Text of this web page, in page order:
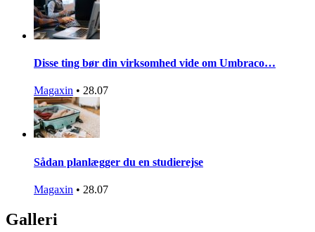
Disse ting bør din virksomhed vide om Umbraco…
Magaxin • 28.07
Sådan planlægger du en studierejse
Magaxin • 28.07
Galleri